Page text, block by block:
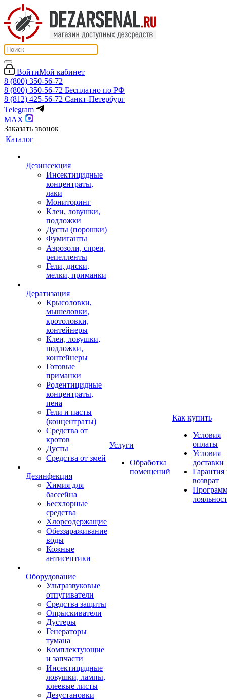
ВойтиМой кабинет
8 (800) 350-56-72
8 (800) 350-56-72 Бесплатно по РФ
8 (812) 425-56-72 Санкт-Петербург
Telegram
MAX
Заказать звонок
Каталог
Дезинсекция
Инсектицидные
концентраты,
лаки
Мониторинг
Клеи, ловушки,
подложки
Дусты (порошки)
Фумиганты
Аэрозоли, спреи,
репелленты
Гели, диски,
мелки, приманки
Дератизация
Крысоловки,
мышеловки,
кротоловки,
контейнеры
Клеи, ловушки,
подложки,
контейнеры
Готовые
приманки
Родентицидные
концентраты,
пена
Гели и пасты
(концентраты)
Средства от
кротов
Дусты
Средства от змей
Дезинфекция
Химия для
бассейна
Бесхлорные
средства
Хлорсодержащие
Обеззараживание
воды
Кожные
антисептики
Оборудование
Ультразвуковые
отпугиватели
Средства защиты
Опрыскиватели
Дустеры
Генераторы
тумана
Комплектующие
и запчасти
Инсектицидные
ловушки, лампы,
клеевые листы
Дезустановки
Услуги
Обработка
помещений
Как купить
Условия
оплаты
Условия
доставки
Гарантия
возврат